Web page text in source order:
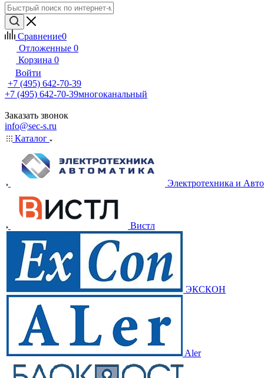
Сравнение0
Отложенные 0
Корзина 0
Войти
+7 (495) 642-70-39
+7 (495) 642-70-39многоканальный
Заказать звонок
info@sec-s.ru
Каталог
Электротехника и
Вистл
ЭКСКОН
Aler